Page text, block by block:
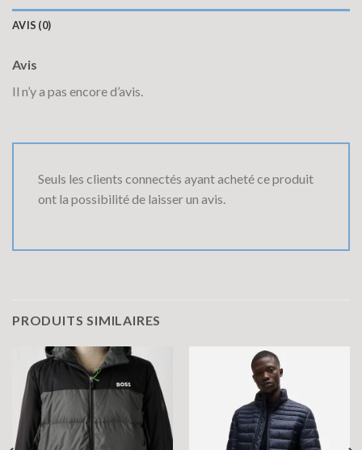
AVIS (0)
Avis
Il n’y a pas encore d’avis.
Seuls les clients connectés ayant acheté ce produit
ont la possibilité de laisser un avis.
PRODUITS SIMILAIRES